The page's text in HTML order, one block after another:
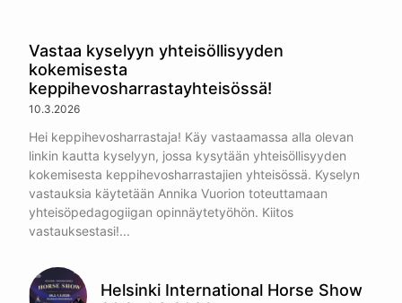
Vastaa kyselyyn yhteisöllisyyden
kokemisesta
keppihevosharrastayhteisössä!
10.3.2026
Hei keppihevosharrastaja! Käy vastaamassa alla olevan
linkin kautta kyselyyn, jossa kysytään yhteisöllisyyden
kokemisesta keppihevosharrastajien yhteisössä. Kyselyn
vastauksia käytetään Annika Vuorion toteuttamaan
yhteisöpedagogiigan opinnäytetyöhön. Kiitos
vastauksestasi!
Helsinki International Horse Show